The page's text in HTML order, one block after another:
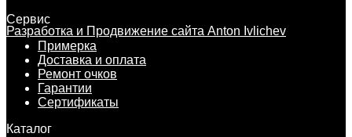
Разработка и Продвижение сайта Anton Ivlichev
Сервис
Примерка
Доставка и оплата
Ремонт очков
Гарантии
Сертификаты
Каталог